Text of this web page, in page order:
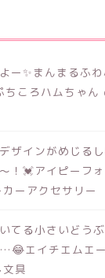
ー✨まんまるふ
ちころハムちゃん
ザインがめじる
！💓アイピーフ
ーアクセサリー
てる小さいどう
エイチエムエ
具